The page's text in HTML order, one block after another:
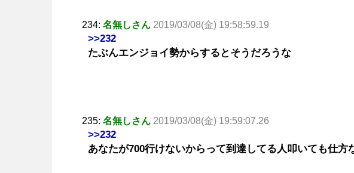
234: 名無しさん 2019/03/08(金) 19:58:59.19
>>232
たぶんエンジョイ勢からするとそうだろうな
235: 名無しさん 2019/03/08(金) 19:59:07.26
>>232
あなたが700行けないからって到達してる人叩いても仕方